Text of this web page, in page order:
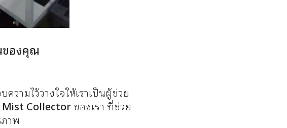
ของคุณ
ามไว้วางใจให้เราเป็นผู้ช่วย
Mist Collector ของเรา ที่ช่วย
าพ